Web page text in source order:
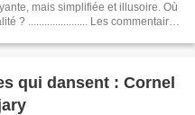
mais simplifiée et illusoire. Où
qui dansent : Cornel